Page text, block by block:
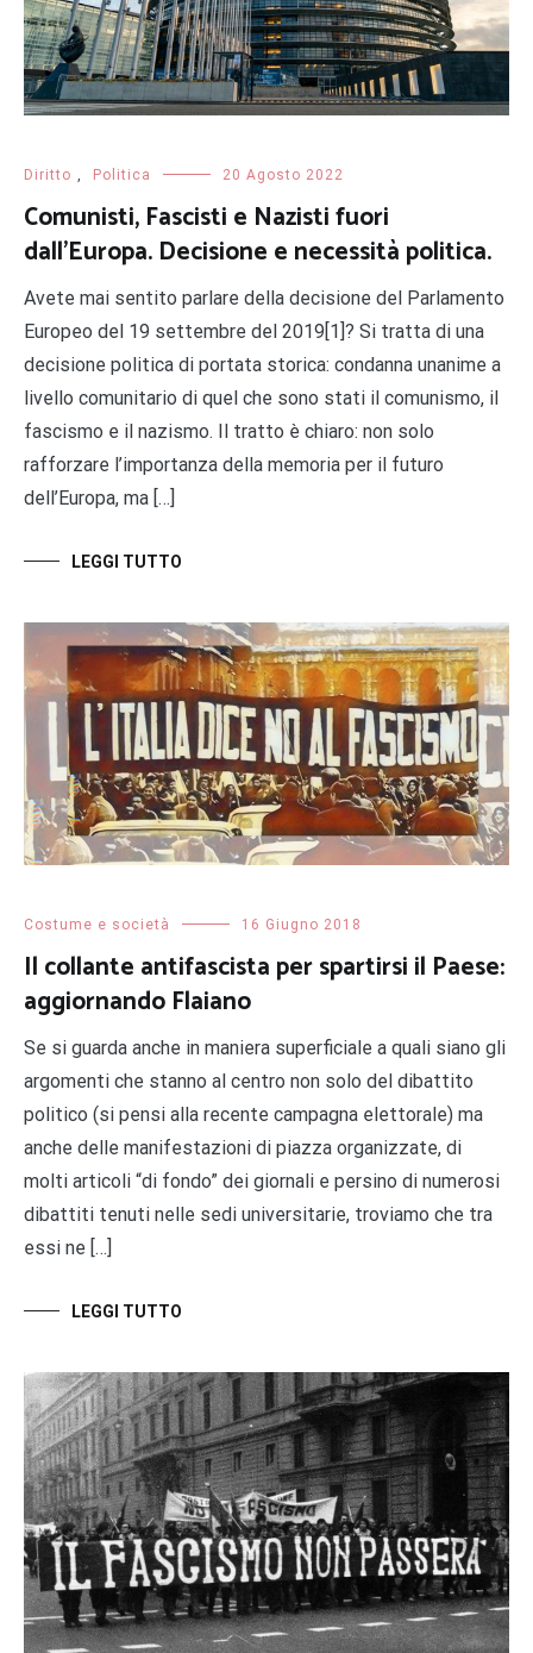
Diritto , Politica 20 Agosto 2022
Comunisti, Fascisti e Nazisti fuori
dall’Europa. Decisione e necessità politica.
Avete mai sentito parlare della decisione del Parlamento
Europeo del 19 settembre del 2019[1]? Si tratta di una
decisione politica di portata storica: condanna unanime a
livello comunitario di quel che sono stati il comunismo, il
fascismo e il nazismo. Il tratto è chiaro: non solo
rafforzare l’importanza della memoria per il futuro
dell’Europa, ma […]
LEGGI TUTTO
Costume e società 16 Giugno 2018
Il collante antifascista per spartirsi il Paese:
aggiornando Flaiano
Se si guarda anche in maniera superficiale a quali siano gli
argomenti che stanno al centro non solo del dibattito
politico (si pensi alla recente campagna elettorale) ma
anche delle manifestazioni di piazza organizzate, di
molti articoli “di fondo” dei giornali e persino di numerosi
dibattiti tenuti nelle sedi universitarie, troviamo che tra
essi ne […]
LEGGI TUTTO